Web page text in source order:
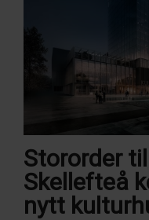
Stororder
Skellefteå
nytt